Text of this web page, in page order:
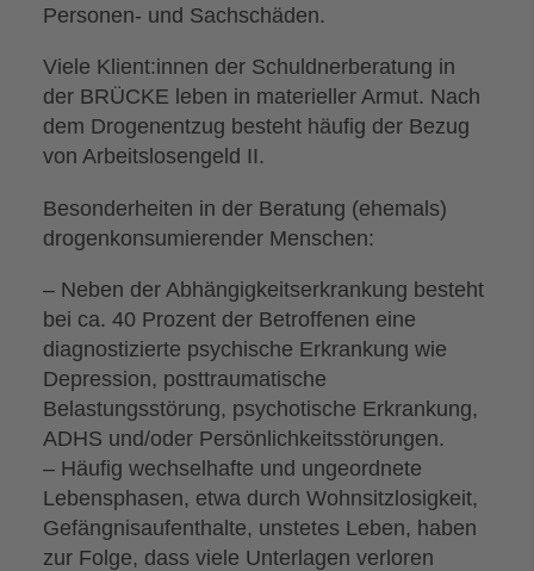
Personen- und Sachschäden.
Viele Klient:innen der Schuldnerberatung in
der BRÜCKE leben in materieller Armut. Nach
dem Drogenentzug besteht häufig der Bezug
von Arbeitslosengeld II.
Besonderheiten in der Beratung (ehemals)
drogenkonsumierender Menschen:
– Neben der Abhängigkeitserkrankung besteht
bei ca. 40 Prozent der Betroffenen eine
diagnostizierte psychische Erkrankung wie
Depression, posttraumatische
Belastungsstörung, psychotische Erkrankung,
ADHS und/oder Persönlichkeitsstörungen.
– Häufig wechselhafte und ungeordnete
Lebensphasen, etwa durch Wohnsitzlosigkeit,
Gefängnisaufenthalte, unstetes Leben, haben
zur Folge, dass viele Unterlagen verloren